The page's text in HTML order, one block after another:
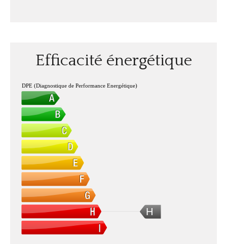
Efficacité énergétique
H
DPE (Diagnostique de Performance Energétique)